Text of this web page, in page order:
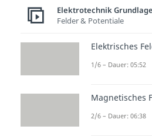
Der
zwei sich
Metallplatten
Platz wie
andere
zwischen
Elektrotechnik
Felder & Potentiale
Elektrisches
1/6 – Dauer: 05:52
Magnetisches
2/6 – Dauer: 06:38